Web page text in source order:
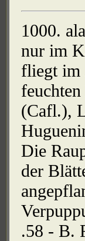
1000.
nur im
fliegt im
(Cafl.),
Die
der
.58 - B.